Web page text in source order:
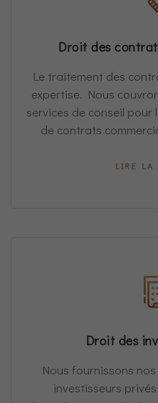
Droit des
Le traitement des
expertise. Nous
services de conseil pour
de contrats
LIRE LA
Droit des
Nous fournissons
investisseurs